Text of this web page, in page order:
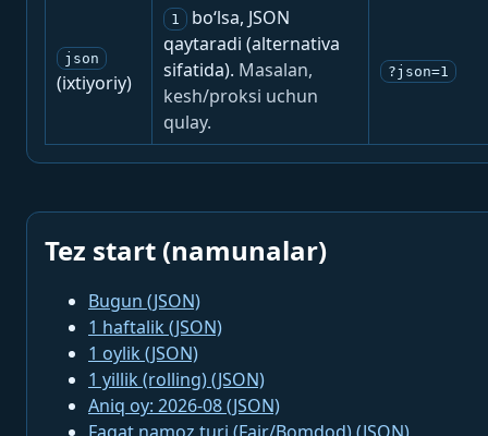
json
(ixtiyoriy)
1
bo‘lsa, JSON
qaytaradi (alternativa
sifatida). Masalan,
kesh/proksi uchun
qulay.
?json=1
Tez start (namunalar)
Bugun (JSON)
1 haftalik (JSON)
1 oylik (JSON)
1 yillik (rolling) (JSON)
Aniq oy: 2026-08 (JSON)